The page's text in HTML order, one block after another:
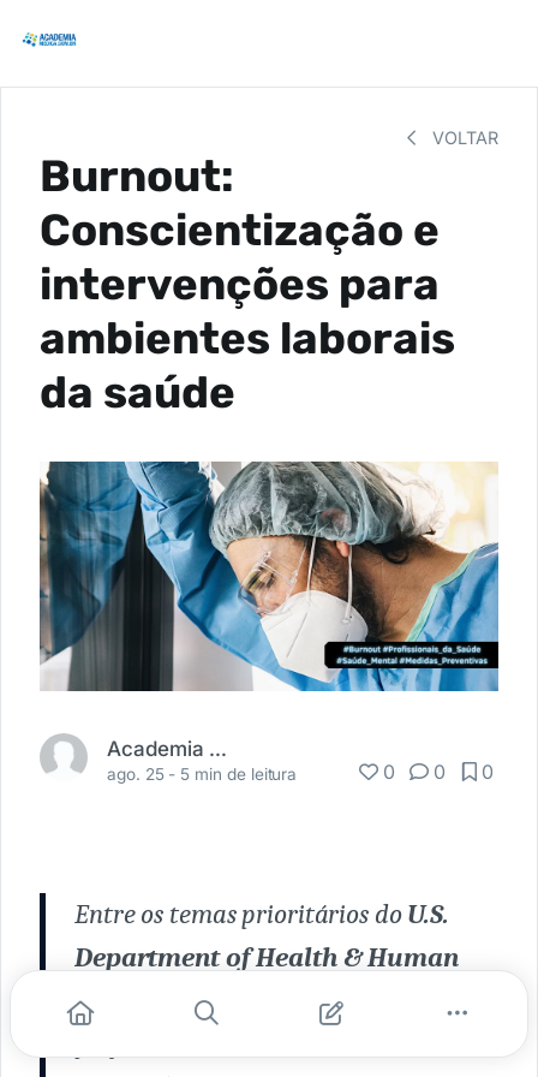
VOLTAR
Burnout:
Conscientização e
intervenções para
ambientes laborais
da saúde
Academia Médica
ago. 25 - 5 min de leitura 0 0 0
Entre os temas prioritários doU.S.
Department of Health & Human
Services,
está o Burnout entre